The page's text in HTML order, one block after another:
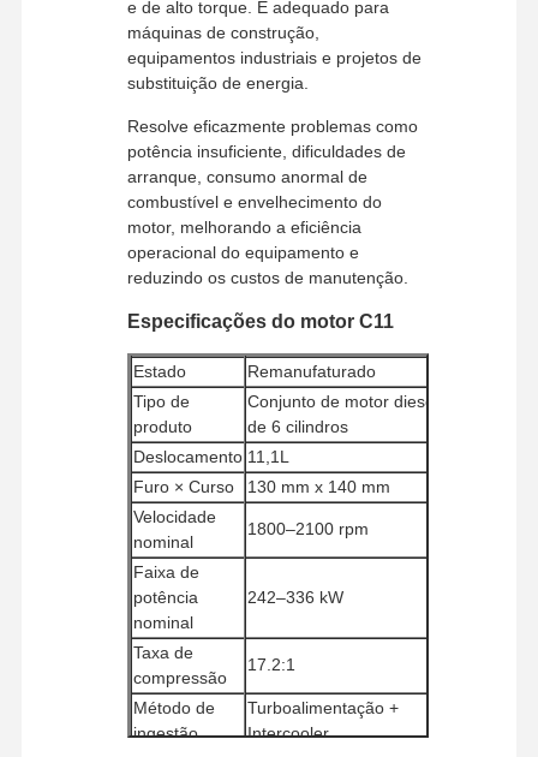
Para Casa Produtos
e de alto torque. É adequado para
máquinas de construção,
equipamentos industriais e projetos de
substituição de energia.
Resolve eficazmente problemas como
potência insuficiente, dificuldades de
arranque, consumo anormal de
combustível e envelhecimento do
motor, melhorando a eficiência
operacional do equipamento e
reduzindo os custos de manutenção.
Especificações do motor C11
Estado
Remanufaturado
Tipo de
produto
Conjunto de motor diesel
de 6 cilindros
Deslocamento 11,1L
Furo × Curso
130 mm x 140 mm
Velocidade
nominal
1800–2100 rpm
Faixa de
potência
nominal
242–336 kW
Taxa de
compressão
17.2:1
Método de
ingestão
Turboalimentação +
Intercooler